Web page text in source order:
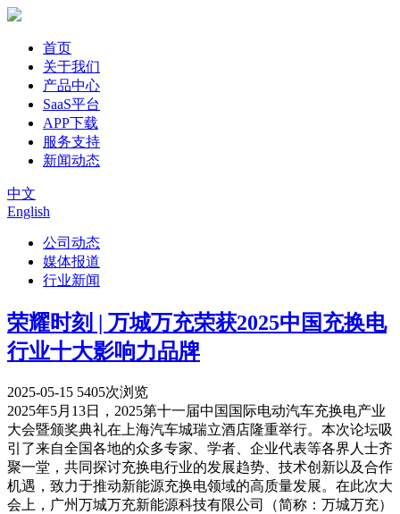
首页
关于我们
产品中心
SaaS平台
APP下载
服务支持
新闻动态
中文
English
公司动态
媒体报道
行业新闻
荣耀时刻 | 万城万充荣获2025中国充换电
行业十大影响力品牌
2025-05-15 5405次浏览
2025年5月13日，2025第十一届中国国际电动汽车充换电产业
大会暨颁奖典礼在上海汽车城瑞立酒店隆重举行。本次论坛吸
引了来自全国各地的众多专家、学者、企业代表等各界人士齐
聚一堂，共同探讨充换电行业的发展趋势、技术创新以及合作
机遇，致力于推动新能源充换电领域的高质量发展。在此次大
会上，广州万城万充新能源科技有限公司（简称：万城万充）